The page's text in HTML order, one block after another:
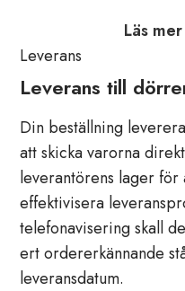
Läs mer
Leverans
Leverans till
Din beställning
att skicka varorna
leverantörens lager för
effektivisera
telefonavisering skall
ert ordererkännande
leveransdatum.